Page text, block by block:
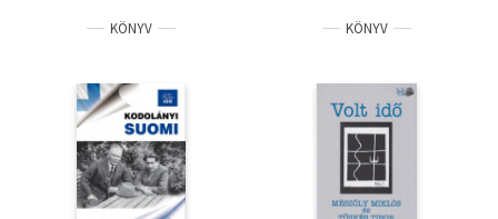
Tankönyv, segédkönyv
Társadalomtudomány
Természettudomány
Történelem
KÖNYV KÖNYV